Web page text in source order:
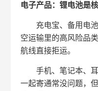
电子产品：锂电池是
充电宝、备用电池
空运输里的高风险品
航线直接拒运。
手机、笔记本、耳
一起寄通常没问题，